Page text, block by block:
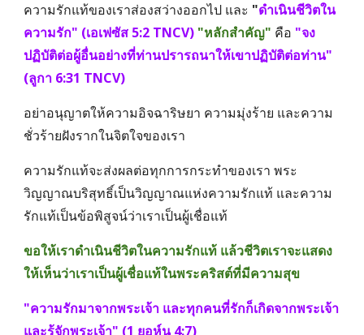
ความรักแท้ของเราส่องสว่างออกไป และ "ดำเนินชีวิตใน
ความรัก" (เอเฟซัส 5:2 TNCV) "หลักสำคัญ" คือ "จง
ปฏิบัติต่อผู้อื่นอย่างที่ท่านปรารถนาให้เขาปฏิบัติต่อท่าน"
(ลูกา 6:31 TNCV)
อย่าอนุญาตให้ความอิจฉาริษยา ความมุ่งร้าย และความ
ชั่วร้ายฝังรากในจิตใจของเรา
ความรักแท้จะส่งผลต่อทุกการกระทำของเรา พระ
วิญญาณบริสุทธิ์เป็นวิญญาณแห่งความรักแท้ และความ
รักแท้เป็นข้อพิสูจน์ว่าเราเป็นผู้เชื่อแท้
ขอให้เราดำเนินชีวิตในความรักแท้ แล้วชีวิตเราจะแสดง
ให้เห็นว่าเราเป็นผู้เชื่อแท้ในพระคริสต์ที่มีความสุข
"ความรักมาจากพระเจ้า และทุกคนที่รักก็เกิดจากพระเจ้า
และรู้จักพระเจ้า" (1 ยอห์น 4:7)